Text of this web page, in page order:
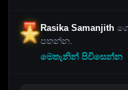
Rasika Samanjith
පතන්න.
මෙතැනින් පිවිසෙන්න